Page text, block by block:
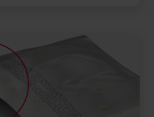
de produits à la
et bien plus
allons passer en revue
collage laser et
sur la conception